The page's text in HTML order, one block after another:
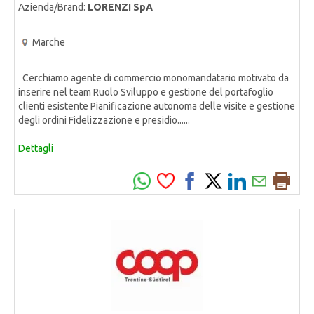
Azienda/Brand: LORENZI SpA
Marche
Cerchiamo agente di commercio monomandatario motivato da
inserire nel team Ruolo Sviluppo e gestione del portafoglio
clienti esistente Pianificazione autonoma delle visite e gestione
degli ordini Fidelizzazione e presidio......
Dettagli